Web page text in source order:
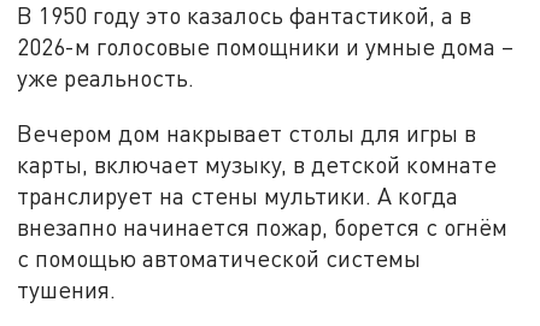
В 1950 году это казалось фантастикой, а в
2026-м голосовые помощники и умные дома –
уже реальность.
Вечером дом накрывает столы для игры в
карты, включает музыку, в детской комнате
транслирует на стены мультики. А когда
внезапно начинается пожар, борется с огнём
с помощью автоматической системы
тушения.